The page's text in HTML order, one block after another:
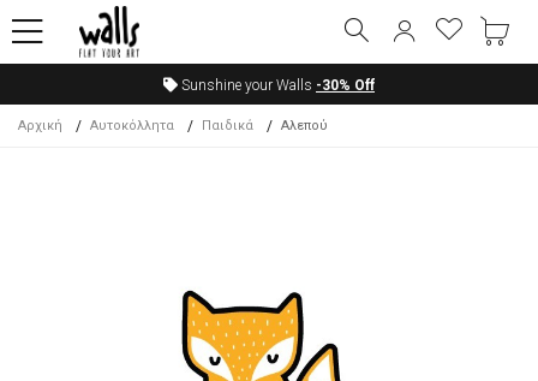
Sunshine your Walls -30% Off
Αρχική Αυτοκόλλητα Παιδικά Αλεπού